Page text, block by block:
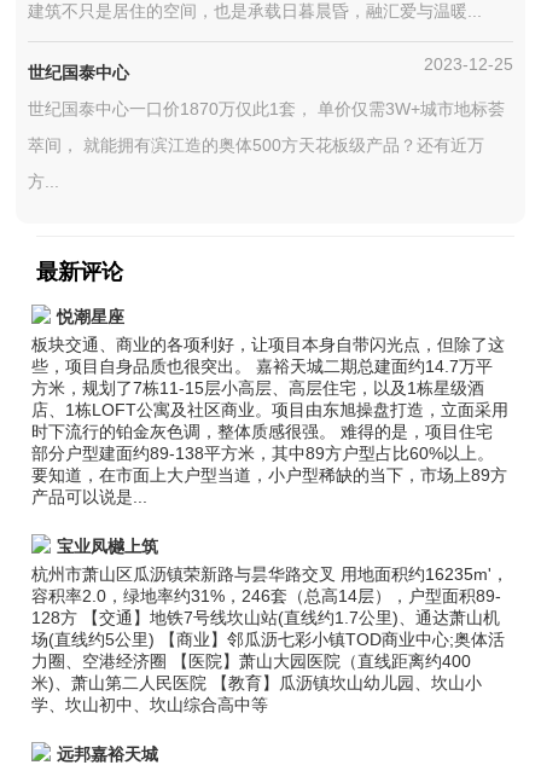
建筑不只是居住的空间，也是承载日暮晨昏，融汇爱与温暖...
世纪国泰中心 2023-12-25
世纪国泰中心一口价1870万仅此1套， 单价仅需3W+城市地标荟
萃间， 就能拥有滨江造的奥体500方天花板级产品？还有近万
方...
最新评论
悦潮星座
板块交通、商业的各项利好，让项目本身自带闪光点，但除了这
些，项目自身品质也很突出。 嘉裕天城二期总建面约14.7万平
方米，规划了7栋11-15层小高层、高层住宅，以及1栋星级酒
店、1栋LOFT公寓及社区商业。项目由东旭操盘打造，立面采用
时下流行的铂金灰色调，整体质感很强。 难得的是，项目住宅
部分户型建面约89-138平方米，其中89方户型占比60%以上。
要知道，在市面上大户型当道，小户型稀缺的当下，市场上89方
产品可以说是...
宝业凤樾上筑
杭州市萧山区瓜沥镇荣新路与昙华路交叉 用地面积约16235m'，
容积率2.0，绿地率约31%，246套（总高14层），户型面积89-
128方 【交通】地铁7号线坎山站(直线约1.7公里)、通达萧山机
场(直线约5公里) 【商业】邻瓜沥七彩小镇TOD商业中心;奥体活
力圈、空港经济圈 【医院】萧山大园医院（直线距离约400
米)、萧山第二人民医院 【教育】瓜沥镇坎山幼儿园、坎山小
学、坎山初中、坎山综合高中等
远邦嘉裕天城